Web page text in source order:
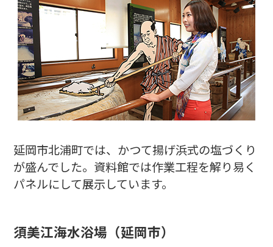
延岡市北浦町では、かつて揚げ浜式の塩づくり
が盛んでした。資料館では作業工程を解り易く
パネルにして展示しています。
須美江海水浴場 （延岡市）